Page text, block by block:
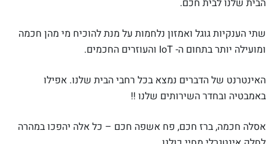
שתי הענקיות גוגל ואמזון נלחמות על מנת להוכיח מי מהן חכמה
ומועילה יותר בתחום ה- IoT והעוזרים החכמים.
האינטרנט של הדברים נמצא בכל רחבי הבית שלנו. אפילו
באמבטיה ובחדר השירותים שלנו !!
אסלה חכמה, ברז חכם, פח אשפה חכם – כל אלה יהפכו במהרה